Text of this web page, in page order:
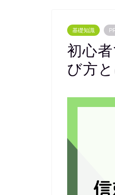
基礎知識
初心
び方